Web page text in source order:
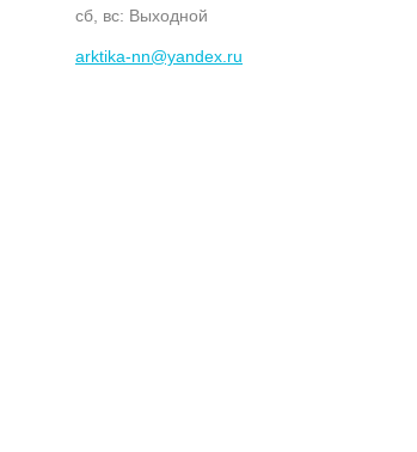
сб, вс: Выходной
arktika-nn@yandex.ru